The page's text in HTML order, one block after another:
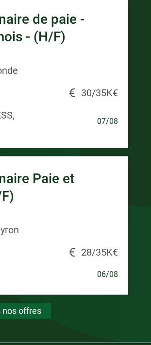
de paie -
- (H/F)
30/35K€
07/08
Paie et
28/35K€
06/08
nos offres